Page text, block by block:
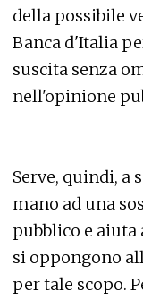
della possibile
Banca d'Italia
suscita senza
nell'opinione
Serve, quindi, a
mano ad una
pubblico e aiuta
si oppongono
per tale scopo.